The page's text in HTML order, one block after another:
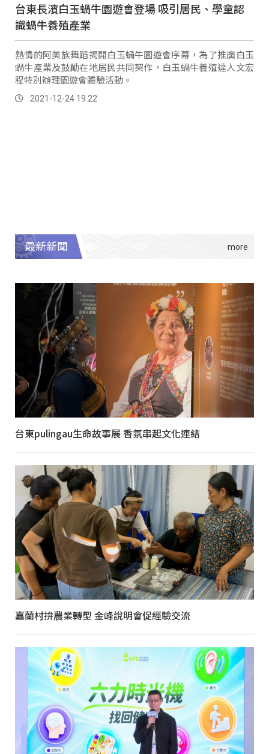
台東長濱白玉蝸牛園遊會登場 吸引居民、學童認
識蝸牛養殖產業
熱情的阿美族舞蹈揭開白玉蝸牛園遊會序幕，為了推廣白玉
蝸牛產業及鼓勵在地居民共同契作，白玉蝸牛養殖達人文宏
程特別辦理園遊會體驗活動。
2021-12-24 19:22
最新新聞
台東pulingau生命故事展 香氛串起文化連結
嘉蘭村拚農業轉型 金峰說明會促經驗交流